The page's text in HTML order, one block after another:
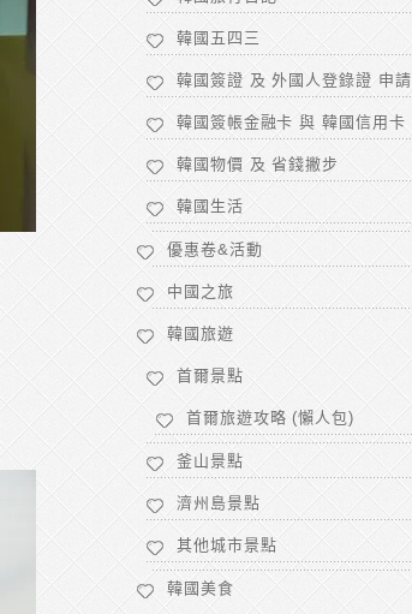
韓國五四三
韓國簽證 及 外國人登錄證 申請
韓國簽帳金融卡 與 韓國信用卡
韓國物價 及 省錢撇步
韓國生活
優惠卷&活動
中國之旅
韓國旅遊
首爾景點
首爾旅遊攻略 (懶人包)
釜山景點
濟州島景點
其他城市景點
韓國美食